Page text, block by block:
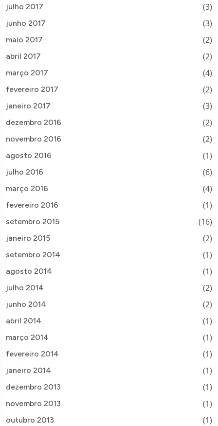
julho 2017 (3)
junho 2017 (3)
maio 2017 (2)
abril 2017 (2)
março 2017 (4)
fevereiro 2017 (2)
janeiro 2017 (3)
dezembro 2016 (2)
novembro 2016 (2)
agosto 2016 (1)
julho 2016 (6)
março 2016 (4)
fevereiro 2016 (1)
setembro 2015 (16)
janeiro 2015 (2)
setembro 2014 (1)
agosto 2014 (1)
julho 2014 (2)
junho 2014 (2)
abril 2014 (1)
março 2014 (1)
fevereiro 2014 (1)
janeiro 2014 (1)
dezembro 2013 (1)
novembro 2013 (1)
outubro 2013 (1)